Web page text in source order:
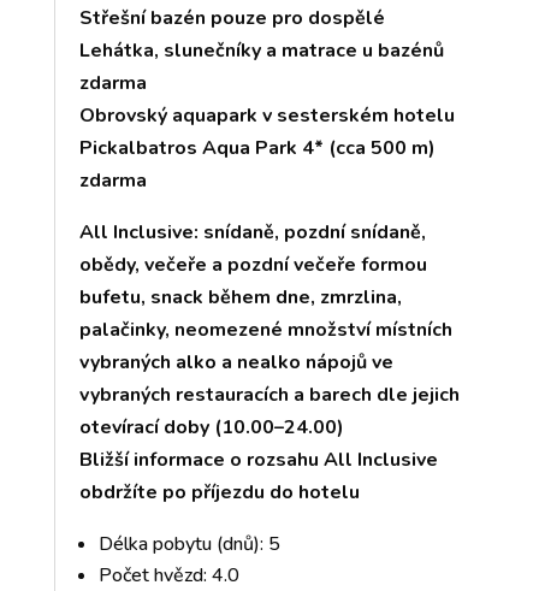
Střešní bazén pouze pro dospělé
Lehátka, slunečníky a matrace u bazénů
zdarma
Obrovský aquapark v sesterském hotelu
Pickalbatros Aqua Park 4* (cca 500 m)
zdarma
All Inclusive: snídaně, pozdní snídaně,
obědy, večeře a pozdní večeře formou
bufetu, snack během dne, zmrzlina,
palačinky, neomezené množství místních
vybraných alko a nealko nápojů ve
vybraných restauracích a barech dle jejich
otevírací doby (10.00–24.00)
Bližší informace o rozsahu All Inclusive
obdržíte po příjezdu do hotelu
Délka pobytu (dnů): 5
Počet hvězd: 4.0